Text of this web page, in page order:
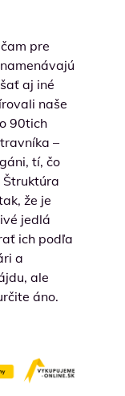
pre
aj iné
naše
90tich
–
tí, čo
Štruktúra
že je
jedlá
ich podľa
a
ale
áno.